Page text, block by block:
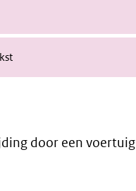
door een voertuig